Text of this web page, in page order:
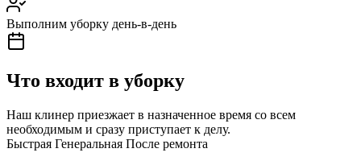
Выполним уборку день-в-день
Что входит в уборку
Наш клинер приезжает в назначенное время со всем
необходимым и сразу приступает к делу.
Быстрая Генеральная После ремонта